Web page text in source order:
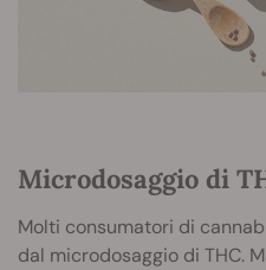
Microdosaggio di
Molti consumatori di
dal microdosaggio di THC.